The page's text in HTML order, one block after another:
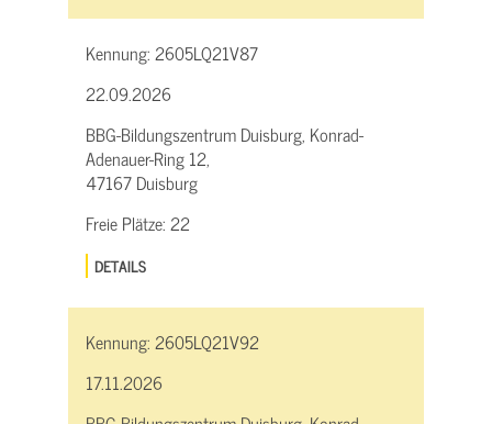
Kennung:2605LQ21V87
22.09.2026
BBG-Bildungszentrum Duisburg, Konrad-
Adenauer-Ring 12,
47167 Duisburg
Freie Plätze:22
DETAILS
Kennung:2605LQ21V92
17.11.2026